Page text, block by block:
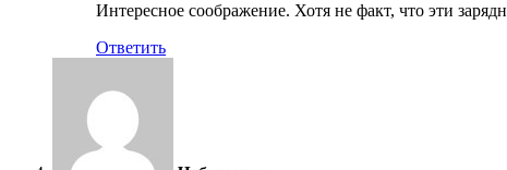
Интересное соображение. Хотя не факт, что эти
Ответить